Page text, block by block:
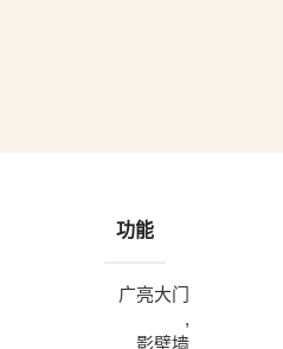
功能
广亮大门
,
影壁墙